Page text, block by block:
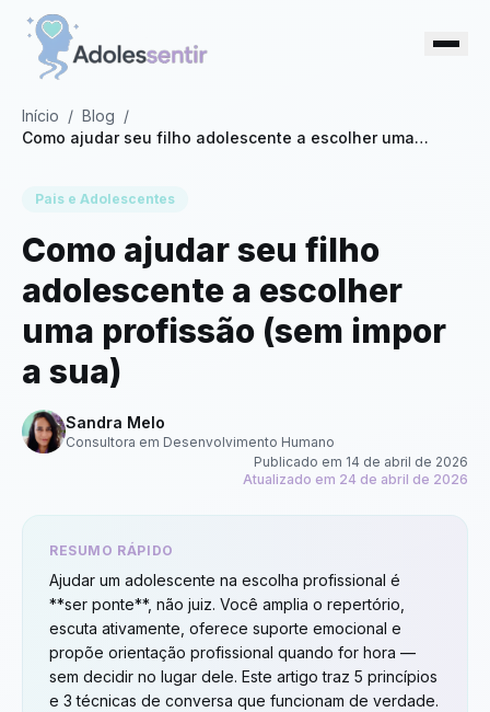
Início / Blog /
Como ajudar seu filho adolescente a escolher uma
Pais e Adolescentes
Como ajudar seu filho
adolescente a escolher
uma profissão (sem impor
a sua)
Sandra Melo
Consultora em Desenvolvimento Humano
Publicado em 14 de abril de 2026
Atualizado em 24 de abril de 2026
RESUMO RÁPIDO
Ajudar um adolescente na escolha profissional é
**ser ponte**, não juiz. Você amplia o repertório,
escuta ativamente, oferece suporte emocional e
propõe orientação profissional quando for hora —
sem decidir no lugar dele. Este artigo traz 5 princípios
e 3 técnicas de conversa que funcionam de verdade.